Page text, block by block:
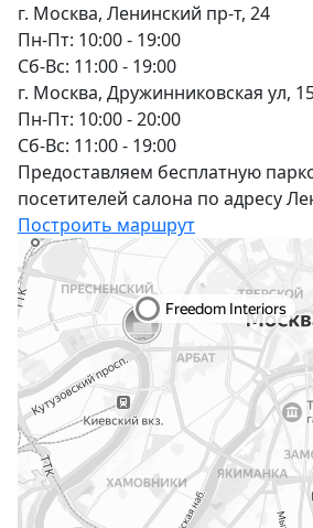
г. Москва, Ленинский пр-т, 24
Пн-Пт: 10:00 - 19:00
Сб-Вс: 11:00 - 19:00
г. Москва, Дружинниковская ул,
Пн-Пт: 10:00 - 20:00
Сб-Вс: 11:00 - 19:00
Предоставляем бесплатную
посетителей салона по адресу
Построить маршрут